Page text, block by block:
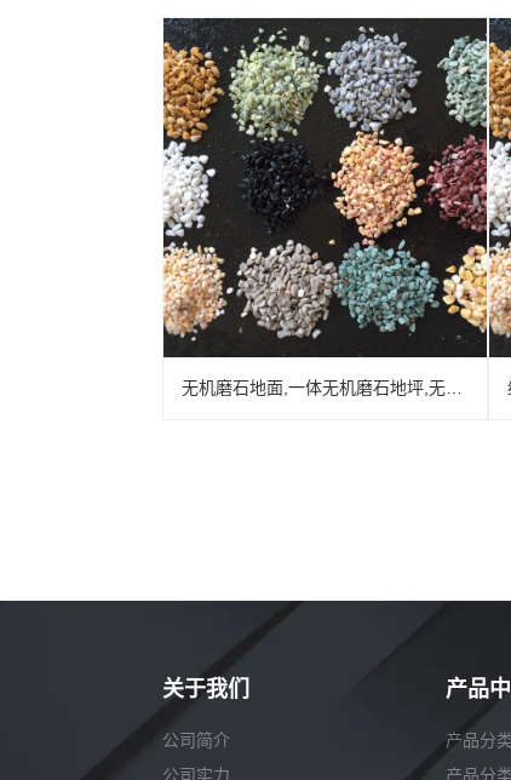
关于我们
公司简介
公司实力
产品
产品分
产品分